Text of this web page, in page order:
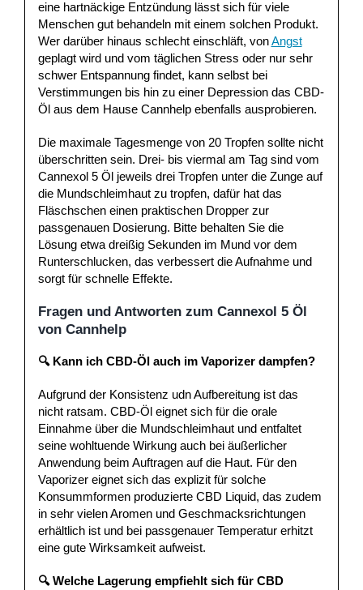
eine hartnäckige Entzündung lässt sich für viele
Menschen gut behandeln mit einem solchen Produkt.
Wer darüber hinaus schlecht einschläft, vonAngst
geplagt wird und vom täglichen Stress oder nur sehr
schwer Entspannung findet, kann selbst bei
Verstimmungen bis hin zu einer Depression das CBD-
Öl aus dem Hause Cannhelp ebenfalls ausprobieren.
Die maximale Tagesmenge von 20 Tropfen sollte nicht
überschritten sein. Drei- bis viermal am Tag sind vom
Cannexol 5 Öl jeweils drei Tropfen unter die Zunge auf
die Mundschleimhaut zu tropfen, dafür hat das
Fläschschen einen praktischen Dropper zur
passgenauen Dosierung. Bitte behalten Sie die
Lösung etwa dreißig Sekunden im Mund vor dem
Runterschlucken, das verbessert die Aufnahme und
sorgt für schnelle Effekte.
Fragen und Antworten zum Cannexol 5 Öl
von Cannhelp
🔍 Kann ich CBD-Öl auch im Vaporizer dampfen?
Aufgrund der Konsistenz udn Aufbereitung ist das
nicht ratsam. CBD-Öl eignet sich für die orale
Einnahme über die Mundschleimhaut und entfaltet
seine wohltuende Wirkung auch bei äußerlicher
Anwendung beim Auftragen auf die Haut. Für den
Vaporizer eignet sich das explizit für solche
Konsummformen produzierte CBD Liquid, das zudem
in sehr vielen Aromen und Geschmacksrichtungen
erhältlich ist und bei passgenauer Temperatur erhitzt
eine gute Wirksamkeit aufweist.
🔍 Welche Lagerung empfiehlt sich für CBD